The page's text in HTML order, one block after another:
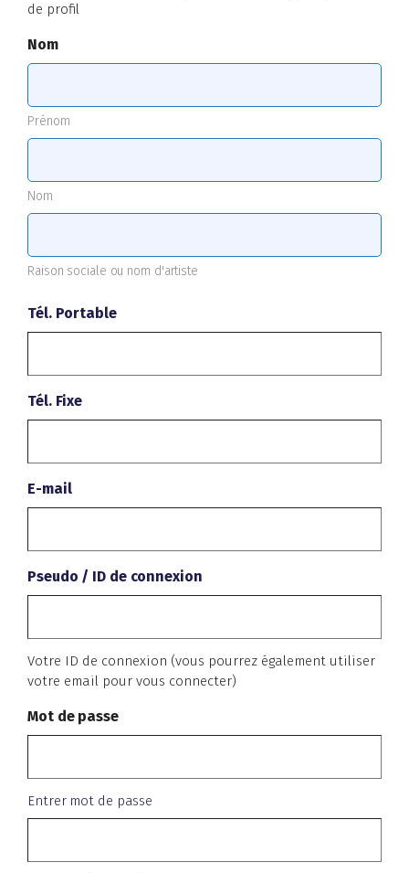
de profil
Nom
Prénom
Nom
Raison sociale ou nom d'artiste
Tél. Portable
Tél. Fixe
E-mail
Pseudo / ID de connexion
Votre ID de connexion (vous pourrez également utiliser
votre email pour vous connecter)
Mot de passe
Entrer mot de passe